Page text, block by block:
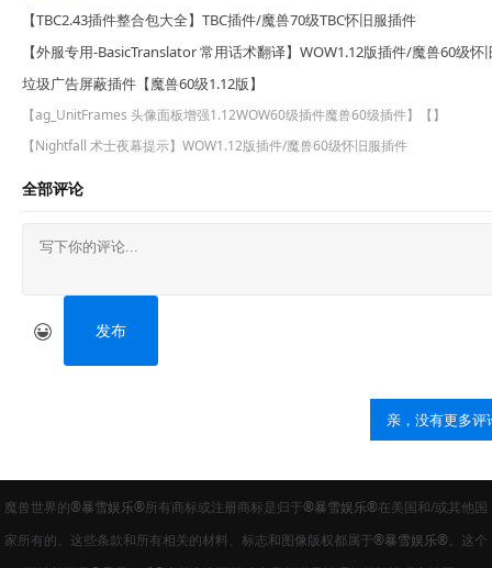
【TBC2.43插件整合包大全】TBC插件/魔兽70级TBC怀旧服插件
【外服专用-BasicTranslator 常用话术翻译】WOW1.12版插件/魔兽60级怀
垃圾广告屏蔽插件【魔兽60级1.12版】
ag_UnitFrames 头像面板增强
【 魔兽60级
1.12 插件】【
WOW60级插件
】
【Nightfall 术士夜幕提示】WOW1.12版插件/魔兽60级怀旧服插件
全部评论
发布
亲，没有更多评
魔兽世界的®暴雪娱乐®所有商标或注册商标是归于®暴雪娱乐®在美国和/或其他国
家所有的。这些条款和所有相关的材料、标志和图像版权都属于®暴雪娱乐®。这个